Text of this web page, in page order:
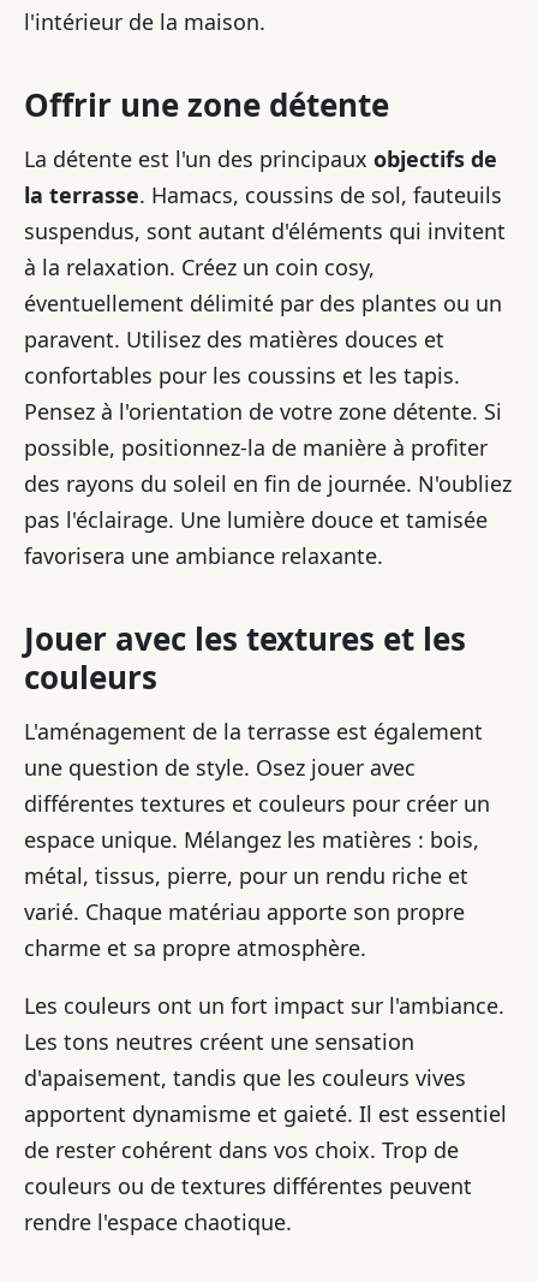
l'intérieur de la maison.
Offrir une zone détente
La détente est l'un des principaux objectifs de
la terrasse. Hamacs, coussins de sol, fauteuils
suspendus, sont autant d'éléments qui invitent
à la relaxation. Créez un coin cosy,
éventuellement délimité par des plantes ou un
paravent. Utilisez des matières douces et
confortables pour les coussins et les tapis.
Pensez à l'orientation de votre zone détente. Si
possible, positionnez-la de manière à profiter
des rayons du soleil en fin de journée. N'oubliez
pas l'éclairage. Une lumière douce et tamisée
favorisera une ambiance relaxante.
Jouer avec les textures et les
couleurs
L'aménagement de la terrasse est également
une question de style. Osez jouer avec
différentes textures et couleurs pour créer un
espace unique. Mélangez les matières : bois,
métal, tissus, pierre, pour un rendu riche et
varié. Chaque matériau apporte son propre
charme et sa propre atmosphère.
Les couleurs ont un fort impact sur l'ambiance.
Les tons neutres créent une sensation
d'apaisement, tandis que les couleurs vives
apportent dynamisme et gaieté. Il est essentiel
de rester cohérent dans vos choix. Trop de
couleurs ou de textures différentes peuvent
rendre l'espace chaotique.